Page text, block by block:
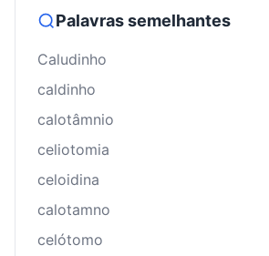
Palavras semelhantes
Caludinho
caldinho
calotâmnio
celiotomia
celoidina
calotamno
celótomo